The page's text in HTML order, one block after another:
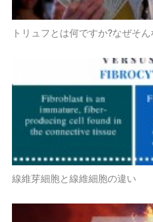
トリュフとは何ですか?なぜそ
線維芽細胞と線維細胞の違い